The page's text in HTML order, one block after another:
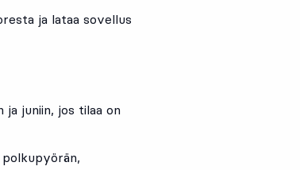
ja lataa sovellus
juniin, jos tilaa on